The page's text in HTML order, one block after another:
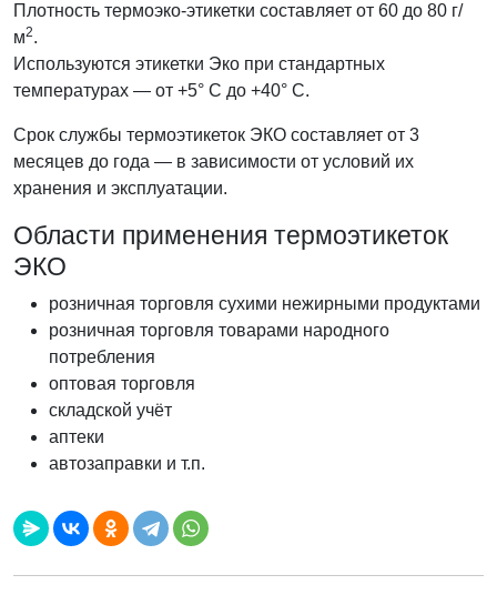
Плотность термоэко-этикетки составляет от 60 до 80 г/
м2.
Используются этикетки Эко при стандартных
температурах — от +5° C до +40° C.
Срок службы термоэтикеток ЭКО составляет от 3
месяцев до года — в зависимости от условий их
хранения и эксплуатации.
Области применения термоэтикеток
ЭКО
розничная торговля сухими нежирными продуктами
розничная торговля товарами народного
потребления
оптовая торговля
складской учёт
аптеки
автозаправки и т.п.